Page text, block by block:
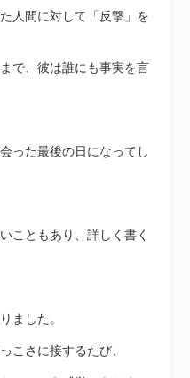
人間に対して「反撃」を
で、彼は誰にも事実を言
った最後の日になってし
こともあり、詳しく書く
ました。
こさに接するたび、